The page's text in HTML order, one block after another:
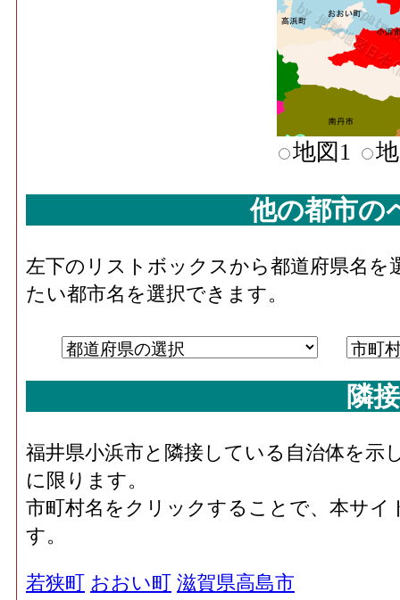
地図1
他の都市の
左下のリストボックスから都道府県名
たい都市名を選択できます。
隣
福井県小浜市と隣接している自治体を示
に限ります。
市町村名をクリックすることで、本サ
す。
若狭町 おおい町 滋賀県高島市